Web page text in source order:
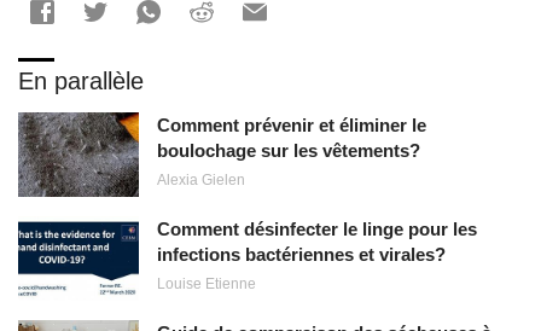
En parallèle
Comment prévenir et éliminer le
boulochage sur les vêtements?
Alexia Gielen
Comment désinfecter le linge pour les
infections bactériennes et virales?
Louise Etienne